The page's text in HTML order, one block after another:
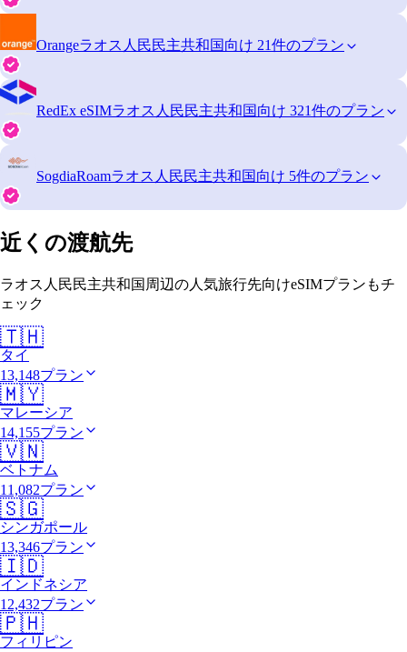
Orangeラオス人民民主共和国向け 21件のプラン
RedEx eSIMラオス人民民主共和国向け 321件のプラン
SogdiaRoamラオス人民民主共和国向け 5件のプラン
近くの渡航先
ラオス人民民主共和国周辺の人気旅行先向けeSIMプランもチ
ェック
🇹🇭
タイ
13,148プラン
🇲🇾
マレーシア
14,155プラン
🇻🇳
ベトナム
11,082プラン
🇸🇬
シンガポール
13,346プラン
🇮🇩
インドネシア
12,432プラン
🇵🇭
フィリピン